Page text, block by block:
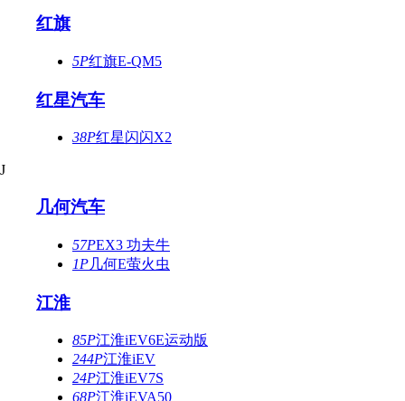
红旗
5P红旗E-QM5
红星汽车
38P红星闪闪X2
J
几何汽车
57PEX3 功夫牛
1P几何E萤火虫
江淮
85P江淮iEV6E运动版
244P江淮iEV
24P江淮iEV7S
68P江淮iEVA50